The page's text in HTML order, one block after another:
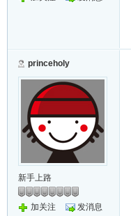
princeholy
新手上路
加关注 发消息